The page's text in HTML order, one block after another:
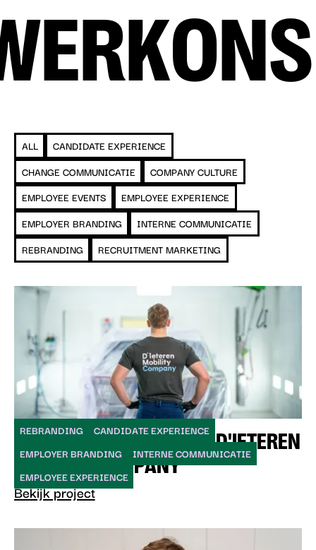
ONS
ALL
CANDIDATE EXPERIENCE
CHANGE COMMUNICATIE
COMPANY CULTURE
EMPLOYEE EVENTS
EMPLOYEE EXPERIENCE
EMPLOYER BRANDING
INTERNE COMMUNICATIE
REBRANDING
RECRUITMENT MARKETING
REBRANDING
CANDIDATE EXPERIENCE
EMPLOYER BRANDING
INTERNE COMMUNICATIE
EMPLOYEE EXPERIENCE
DE MAYONAISE PAKT BIJ D'IETEREN
MOBILITY COMPANY
Bekijk project